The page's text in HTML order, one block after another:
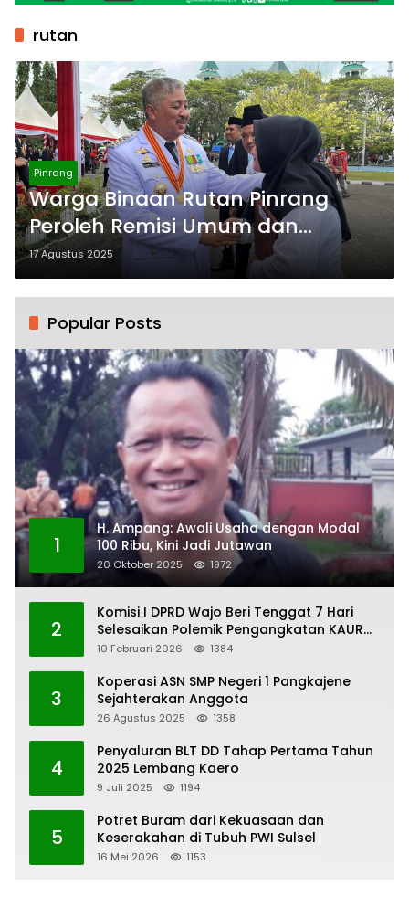
rutan
Pinrang
Warga Binaan Rutan Pinrang
Peroleh Remisi Umum dan
Dasawarsa
17 Agustus 2025
Popular Posts
1
H. Ampang: Awali Usaha dengan Modal
100 Ribu, Kini Jadi Jutawan
20 Oktober 2025 1972
2
Komisi I DPRD Wajo Beri Tenggat 7 Hari
Selesaikan Polemik Pengangkatan KAUR
Keuangan Desa Bau-Bau
10 Februari 2026 1384
3
Koperasi ASN SMP Negeri 1 Pangkajene
Sejahterakan Anggota
26 Agustus 2025 1358
4
Penyaluran BLT DD Tahap Pertama Tahun
2025 Lembang Kaero
9 Juli 2025 1194
5
Potret Buram dari Kekuasaan dan
Keserakahan di Tubuh PWI Sulsel
16 Mei 2026 1153